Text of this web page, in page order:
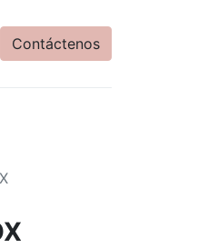
Contáctenos